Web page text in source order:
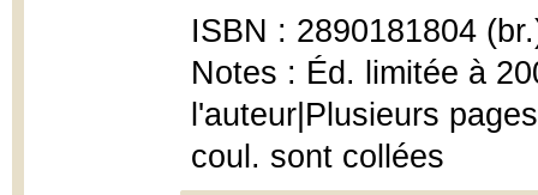
ISBN : 2890181804
Notes : Éd. limitée à
l'auteur|Plusieurs
coul. sont collées